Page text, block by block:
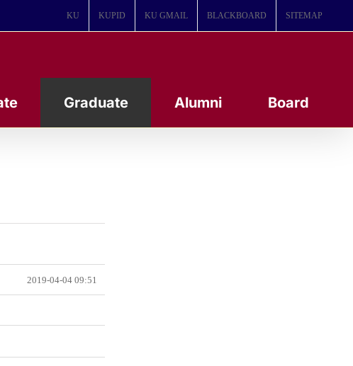
KU KUPID KU GMAIL BLACKBOARD SITEMAP
Graduate Alumni Board
2019-04-04 09:51